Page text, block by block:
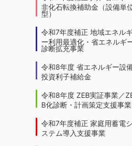
非化石転換補助金（設備単
型）
令和7年度補正 地域エネル
ー利用最適化・省エネルギ
診断拡充事業
令和8年度 省エネルギー設
投資利子補給金
令和8年度 ZEB実証事業／
B化診断・計画策定支援事業
令和7年度補正 家庭用蓄電シ
ステム導入支援事業